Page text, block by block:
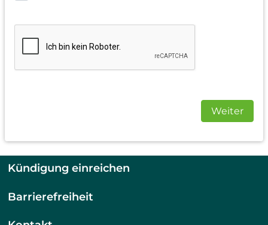
Weiter
Kündigung einreichen
Barrierefreiheit